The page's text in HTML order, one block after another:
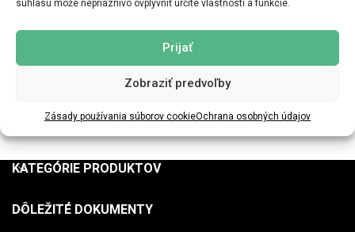
súhlasu môže nepriaznivo ovplyvniť určité vlastnosti a funkcie.
Prijať
Zobraziť predvoľby
Zásady používania súborov cookieOchrana osobných údajov
Registrácia na tejto stránke vám umožní prístup k stavu vašej
objednávky a histórii. Stačí vyplniť polia nižšie a my vám čoskoro
vytvoríme nový účet. Požiadame vás len o informácie potrebné na
urýchlenie a zjednodušenie procesu nákupu.
REGISTRACIJA
KATEGÓRIE PRODUKTOV
DÔLEŽITÉ DOKUMENTY